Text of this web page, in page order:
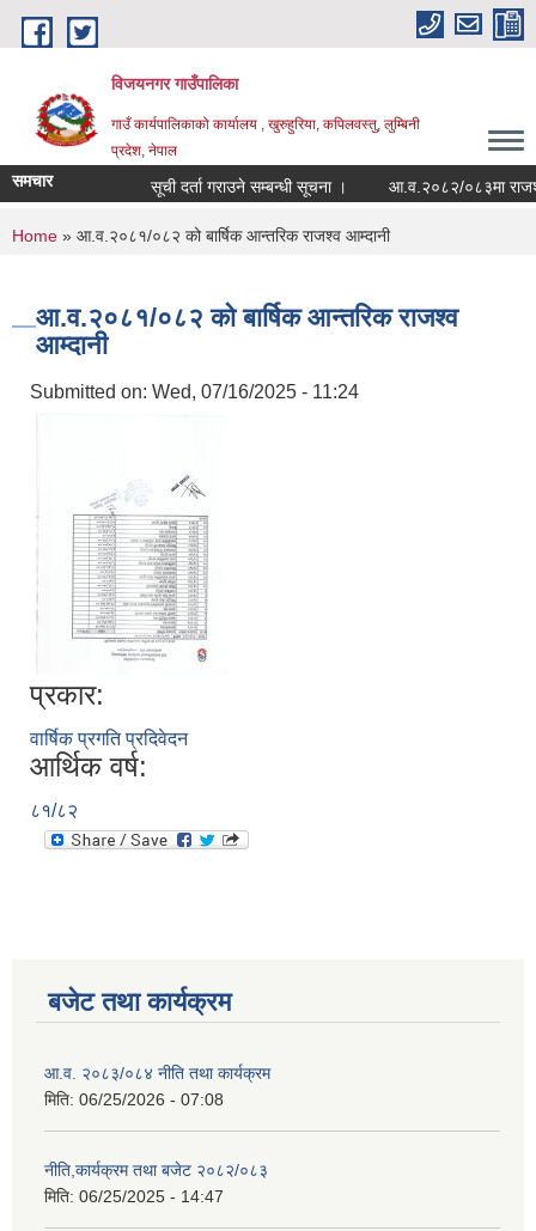
Skip to main content
विजयनगर गाउँपालिका
गाउँ कार्यपालिकाको कार्यालय , खुरुहुरिया, कपिलवस्तु, लुम्बिनी
प्रदेश, नेपाल
समचार सूची दर्ता गराउने सम्बन्धी सूचना । आ.व.२०८२/०८३मा
You are here
Home » आ.व.२०८१/०८२ को बार्षिक आन्तरिक राजश्व आम्दानी
आ.व.२०८१/०८२ को बार्षिक आन्तरिक राजश्व
आम्दानी
Submitted on: Wed, 07/16/2025 - 11:24
प्रकार:
वार्षिक प्रगति प्रदिवेदन
आर्थिक वर्ष:
८१/८२
बजेट तथा कार्यक्रम
आ.व. २०८३/०८४ नीति तथा कार्यक्रम
मिति: 06/25/2026 - 07:08
नीति,कार्यक्रम तथा बजेट २०८२/०८३
मिति: 06/25/2025 - 14:47